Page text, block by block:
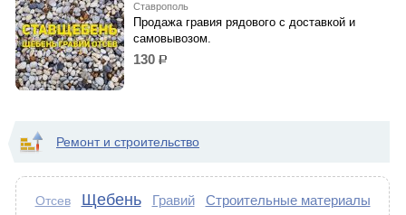
Ставрополь
Продажа гравия рядового с доставкой и
самовывозом.
130 р.
Ремонт и строительство
Отсев Щебень Гравий Строительные материалы